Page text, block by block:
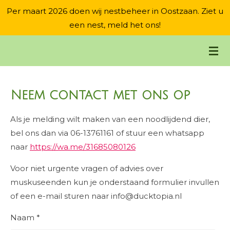
Ga
hoofdinhoud
Per maart 2026 doen wij nestbeheer in Oostzaan. Ziet u
een nest, meld het ons!
Neem contact met ons op
Als je melding wilt maken van een noodlijdend dier,
bel ons dan via 06-13761161 of stuur een whatsapp
naar https://wa.me/31685080126
Voor niet urgente vragen of advies over
muskuseenden kun je onderstaand formulier invullen
of een e-mail sturen naar info@ducktopia.nl
Naam *